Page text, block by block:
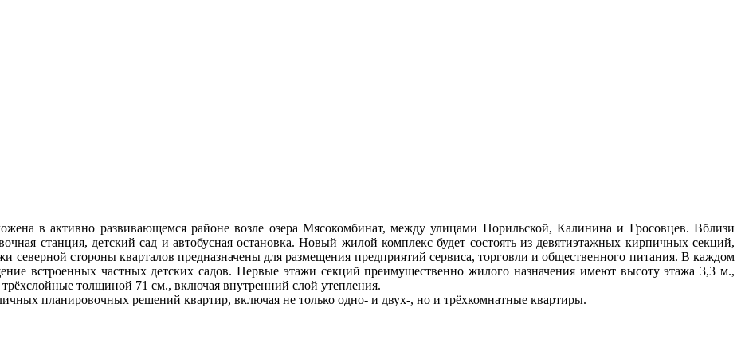
в активно развивающемся районе возле озера Мясокомбинат, между улицами Норильской, Калинина и Гросовцев. Вблизи
станция, детский сад и автобусная остановка. Новый жилой комплекс будет состоять из девятиэтажных кирпичных секций,
стороны кварталов предназначены для размещения предприятий сервиса, торговли и общественного питания. В каждом
встроенных частных детских садов. Первые этажи секций преимущественно жилого назначения имеют высоту этажа 3,3 м.,
толщиной 71 см., включая внутренний слой утепления.
планировочных решений квартир, включая не только одно- и двух-, но и трёхкомнатные квартиры.